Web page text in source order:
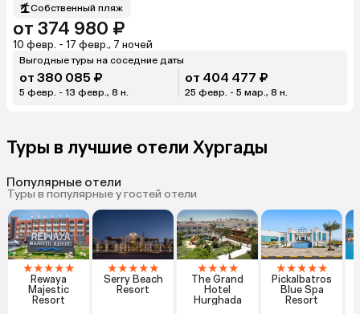
Собственный пляж
от 374 980 ₽
10 февр. - 17 февр., 7 ночей
Выгодные туры на соседние даты
от 380 085 ₽
5 февр. - 13 февр., 8 н.
от 404 477 ₽
25 февр. - 5 мар., 8 н.
Туры в лучшие отели Хургады
Популярные отели
Туры в популярные у гостей отели
★★★★★
Rewaya
Majestic
Resort
★★★★★
Serry Beach
Resort
★★★★
The Grand
Hotel
Hurghada
★★★★★
Pickalbatros
Blue Spa
Resort